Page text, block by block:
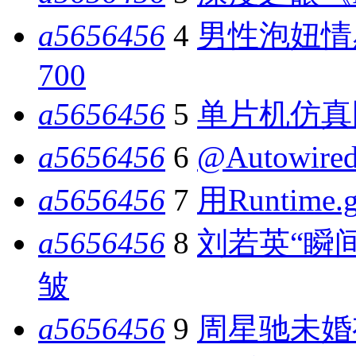
a5656456 4 男性泡妞
700
a5656456 5 单片机仿
a5656456 6
a5656456 7 用
a5656456 8 刘若英“瞬
皱
a5656456 9 周星驰未